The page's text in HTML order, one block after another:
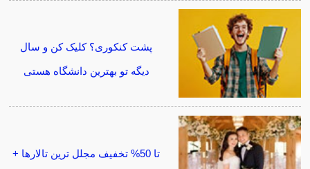
پشت کنکوری؟ کلیک کن و سال
دیگه تو بهترین دانشگاه هستی
تا 50% تخفیف مجلل ترین تالارها +